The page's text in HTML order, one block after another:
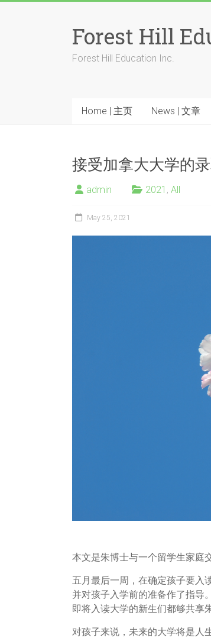
Forest Hill
Forest Hill Education Inc.
Home | 主页 News | 文章
接受加拿大大学的
admin 2021 , All
May 25, 2021
本文是朱博士与一个留学生家庭
五月最后一周，在确定孩子要入
并对孩子入学前的准备作了指导
即将入读大学的新生们都够共享
对孩子来说，未来的大学将是人